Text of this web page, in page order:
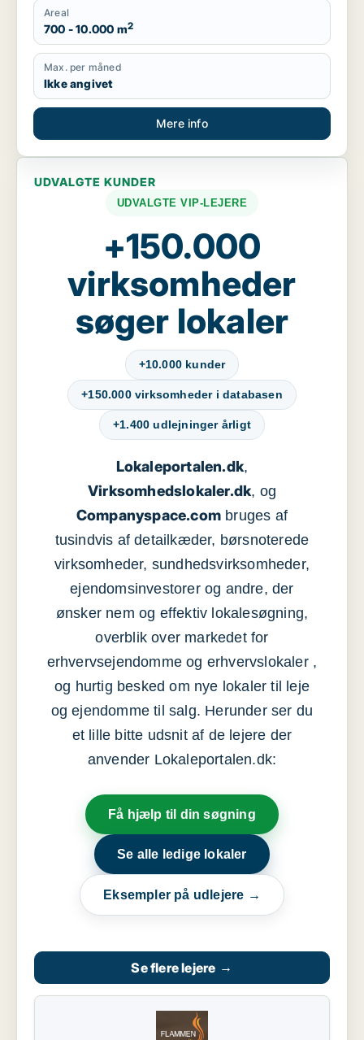
Areal
700 - 10.000 m2
Max. per måned
Ikke angivet
Mere info
UDVALGTE KUNDER
UDVALGTE VIP-LEJERE
+150.000
virksomheder
søger lokaler
+10.000 kunder
+150.000 virksomheder i databasen
+1.400 udlejninger årligt
Lokaleportalen.dk,
Virksomhedslokaler.dk, og
Companyspace.com bruges af
tusindvis af detailkæder, børsnoterede
virksomheder, sundhedsvirksomheder,
ejendomsinvestorer og andre, der
ønsker nem og effektiv lokalesøgning,
overblik over markedet for
erhvervsejendomme og erhvervslokaler ,
og hurtig besked om nye lokaler til leje
og ejendomme til salg. Herunder ser du
et lille bitte udsnit af de lejere der
anvender Lokaleportalen.dk:
Få hjælp til din søgning
Se alle ledige lokaler
Eksempler på udlejere →
Se flere lejere →